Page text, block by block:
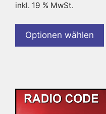
inkl. 19 % MwSt.
Optionen wählen